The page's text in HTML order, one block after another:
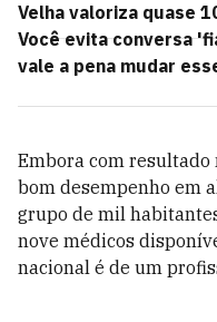
Velha valoriza quase
Você evita conversa
vale a pena mudar
Embora com resultado
bom desempenho em
grupo de mil
nove médicos
nacional é de um